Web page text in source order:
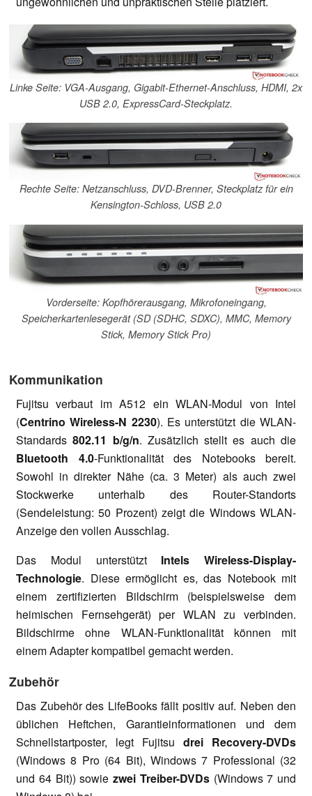
Linke Seite: VGA-Ausgang, Gigabit-Ethernet-Anschluss, HDMI, 2x
USB 2.0, ExpressCard-Steckplatz.
Rechte Seite: Netzanschluss, DVD-Brenner, Steckplatz für ein
Kensington-Schloss, USB 2.0
Vorderseite: Kopfhörerausgang, Mikrofoneingang,
Speicherkartenlesegerät (SD (SDHC, SDXC), MMC, Memory
Stick, Memory Stick Pro)
Kommunikation
Fujitsu verbaut im A512 ein WLAN-Modul von Intel
(Centrino Wireless-N 2230). Es unterstützt die WLAN-
Standards802.11 b/g/n. Zusätzlich stellt es auch die
Bluetooth 4.0-Funktionalität des Notebooks bereit.
Sowohl in direkter Nähe (ca. 3 Meter) als auch zwei
Stockwerke unterhalb des Router-Standorts
(Sendeleistung: 50 Prozent) zeigt die Windows WLAN-
Anzeige den vollen Ausschlag.
Das Modul unterstützt Intels Wireless-Display-
Technologie. Diese ermöglicht es, das Notebook mit
einem zertifizierten Bildschirm (beispielsweise dem
heimischen Fernsehgerät) per WLAN zu verbinden.
Bildschirme ohne WLAN-Funktionalität können mit
einem Adapter kompatibel gemacht werden.
Zubehör
Das Zubehör des LifeBooks fällt positiv auf. Neben den
üblichen Heftchen, Garantieinformationen und dem
Schnellstartposter, legt Fujitsu drei Recovery-DVDs
(Windows 8 Pro (64 Bit), Windows 7 Professional (32
und 64 Bit)) sowie zwei Treiber-DVDs(Windows 7 und